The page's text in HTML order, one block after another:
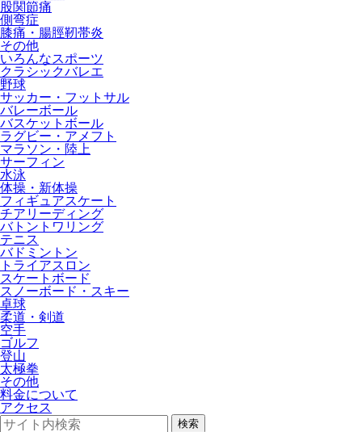
股関節痛
側弯症
膝痛・腸脛靭帯炎
その他
いろんなスポーツ
クラシックバレエ
野球
サッカー・フットサル
バレーボール
バスケットボール
ラグビー・アメフト
マラソン・陸上
サーフィン
水泳
体操・新体操
フィギュアスケート
チアリーディング
バトントワリング
テニス
バドミントン
トライアスロン
スケートボード
スノーボード・スキー
卓球
柔道・剣道
空手
ゴルフ
登山
太極拳
その他
料金について
アクセス
検索